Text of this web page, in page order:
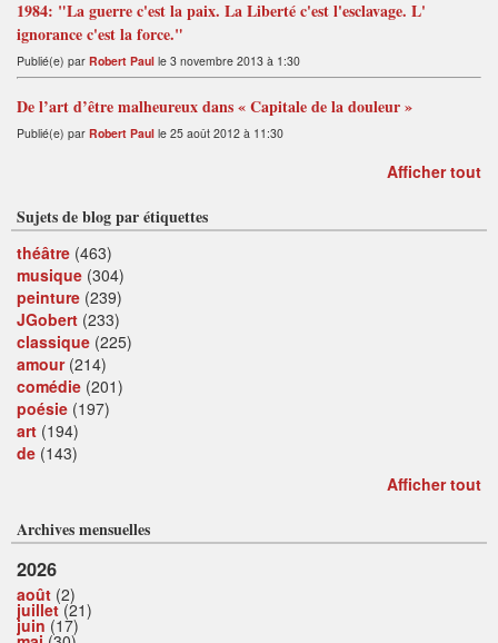
1984: "La guerre c'est la paix. La Liberté c'est l'esclavage. L'
ignorance c'est la force."
Publié(e) par Robert Paul le 3 novembre 2013 à 1:30
De l’art d’être malheureux dans « Capitale de la douleur »
Publié(e) par Robert Paul le 25 août 2012 à 11:30
Afficher tout
Sujets de blog par étiquettes
théâtre (463)
musique (304)
peinture (239)
JGobert (233)
classique (225)
amour(214)
comédie (201)
poésie (197)
art (194)
de (143)
Afficher tout
Archives mensuelles
2026
août (2)
juillet(21)
juin (17)